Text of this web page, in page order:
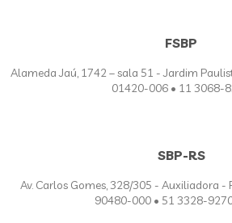
FSBP
Alameda Jaú, 1742 – sala 51 - Jardim
01420-006 • 11 3068-
SBP-RS
Av. Carlos Gomes, 328/305 - Auxiliadora -
90480-000 • 51 3328-